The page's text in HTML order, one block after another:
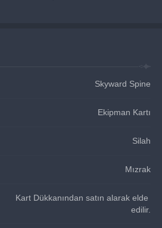
Skyward Spine
Ekipman Kartı
Silah
Mızrak
Kart Dükkanından satın alarak elde
edilir.